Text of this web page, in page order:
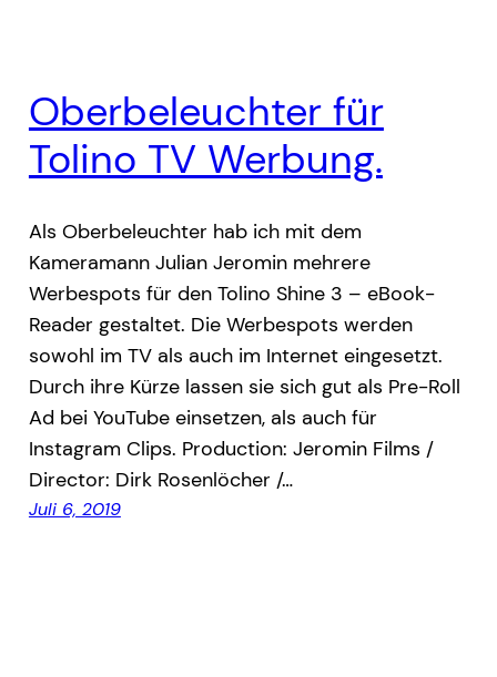
Oberbeleuchter für
Tolino TV Werbung.
Als Oberbeleuchter hab ich mit dem
Kameramann Julian Jeromin mehrere
Werbespots für den Tolino Shine 3 – eBook-
Reader gestaltet. Die Werbespots werden
sowohl im TV als auch im Internet eingesetzt.
Durch ihre Kürze lassen sie sich gut als Pre-Roll
Ad bei YouTube einsetzen, als auch für
Instagram Clips. Production: Jeromin Films /
Director: Dirk Rosenlöcher /…
Juli 6, 2019